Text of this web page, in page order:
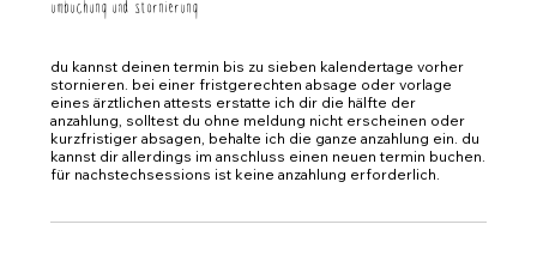
umbuchung und stornierung
du kannst deinen termin bis zu sieben kalendertage vorher
stornieren. bei einer fristgerechten absage oder vorlage
eines ärztlichen attests erstatte ich dir die hälfte der
anzahlung, solltest du ohne meldung nicht erscheinen oder
kurzfristiger absagen, behalte ich die ganze anzahlung ein. du
kannst dir allerdings im anschluss einen neuen termin buchen.
für nachstechsessions ist keine anzahlung erforderlich.